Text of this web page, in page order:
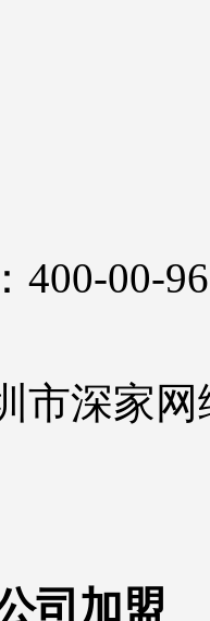
400-00-
市深家
司加盟